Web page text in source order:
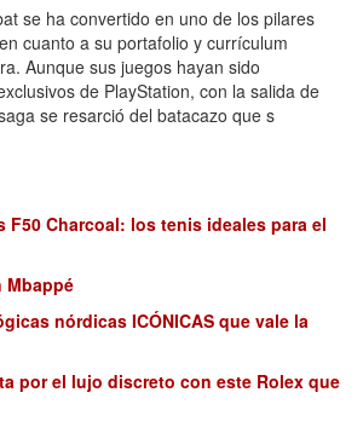
se ha convertido en uno de los pilares
cuanto a su portafolio y currículum
Aunque sus juegos hayan sido
de PlayStation, con la salida de
se resarció del batacazo que s
F50 Charcoal: los tenis ideales para el
Mbappé
nórdicas ICÓNICAS que vale la
por el lujo discreto con este Rolex que